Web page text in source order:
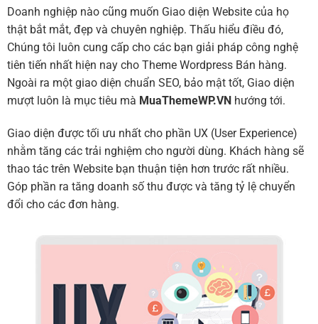
Doanh nghiệp nào cũng muốn Giao diện Website của họ
thật bắt mắt, đẹp và chuyên nghiệp. Thấu hiểu điều đó,
Chúng tôi luôn cung cấp cho các bạn giải pháp công nghệ
tiên tiến nhất hiện nay cho Theme Wordpress Bán hàng.
Ngoài ra một giao diện chuẩn SEO, bảo mật tốt, Giao diện
mượt luôn là mục tiêu mà MuaThemeWP.VN hướng tới.
Giao diện được tối ưu nhất cho phần UX (User Experience)
nhằm tăng các trải nghiệm cho người dùng. Khách hàng sẽ
thao tác trên Website bạn thuận tiện hơn trước rất nhiều.
Góp phần ra tăng doanh số thu được và tăng tỷ lệ chuyển
đổi cho các đơn hàng.